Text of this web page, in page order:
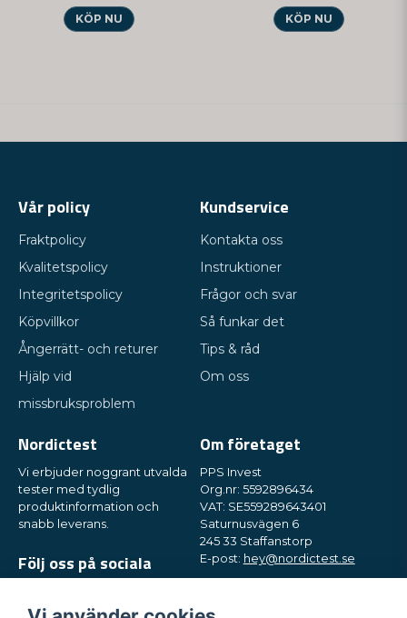
KÖP NU KÖP NU
Vår policy
Fraktpolicy
Kvalitetspolicy
Integritetspolicy
Köpvillkor
Ångerrätt- och returer
Hjälp vid
missbruksproblem
Kundservice
Kontakta oss
Instruktioner
Frågor och svar
Så funkar det
Tips & råd
Om oss
Nordictest
Vi erbjuder noggrant utvalda
tester med tydlig
produktinformation och
snabb leverans.
Följ oss på sociala
Om företaget
PPS Invest
Org.nr: 5592896434
VAT: SE559289643401
Saturnusvägen 6
245 33 Staffanstorp
E-post: hey@nordictest.se